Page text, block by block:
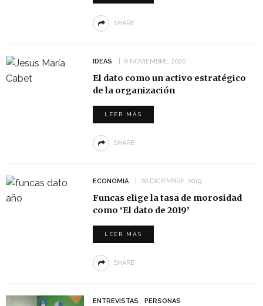
SHARE
IDEAS 6 NOVIEMBRE, 2020
El dato como un activo estratégico
de la organización
LEER MÁS
SHARE
ECONOMIA 26 DICIEMBRE, 2019
Funcas elige la tasa de morosidad
como ‘El dato de 2019’
LEER MÁS
SHARE
ENTREVISTAS
PERSONAS